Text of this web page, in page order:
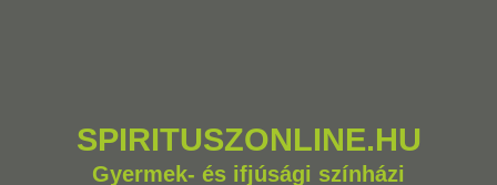
SPIRITUSZONLINE.HU
Gyermek- és ifjúsági színházi